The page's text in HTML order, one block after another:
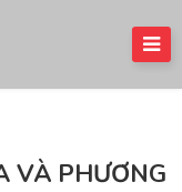
VÀ PHƯƠNG